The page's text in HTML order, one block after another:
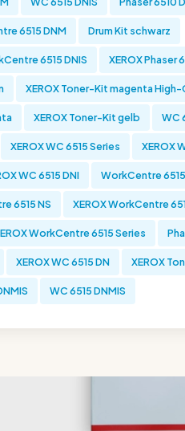
6515 DNM Drum Kit schwarz
6515 DNIS XEROX Phaser
XEROX Toner-Kit magenta
XEROX Toner-Kit gelb WC
XEROX WC 6515 Series XEROX
WC 6515 DNI WorkCentre 6515
6515 NS XEROX WorkCentre
WorkCentre 6515 Series
XEROX WC 6515 DN XEROX
WC 6515 DNMIS